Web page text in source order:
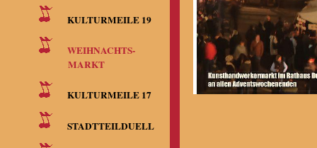
KULTURMEILE 19
WEIHNACHTS-
MARKT
KULTURMEILE 17
STADTTEILDUELL